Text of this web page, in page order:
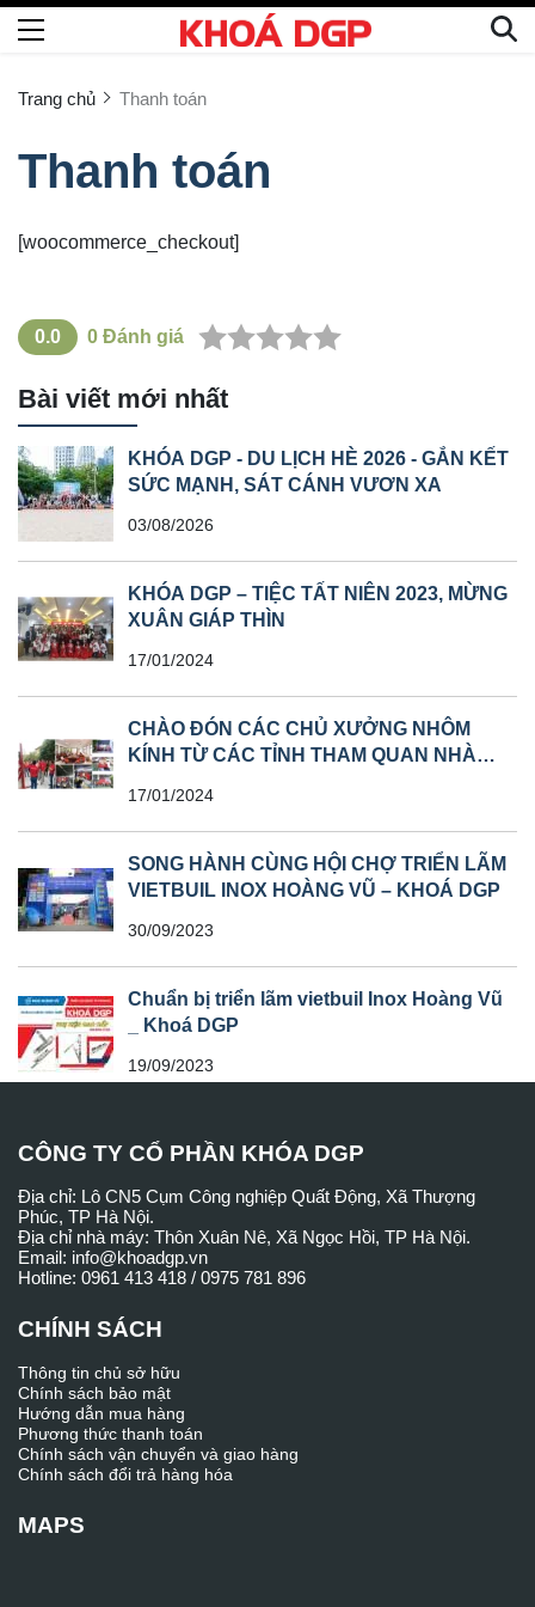
Trang chủ Thanh toán
Thanh toán
[woocommerce_checkout]
0.0 0 Đánh giá
Bài viết mới nhất
KHÓA DGP - DU LỊCH HÈ 2026 - GẮN KẾT
SỨC MẠNH, SÁT CÁNH VƯƠN XA
03/08/2026
KHÓA DGP – TIỆC TẤT NIÊN 2023, MỪNG
XUÂN GIÁP THÌN
17/01/2024
CHÀO ĐÓN CÁC CHỦ XƯỞNG NHÔM
KÍNH TỪ CÁC TỈNH THAM QUAN NHÀ
17/01/2024
SONG HÀNH CÙNG HỘI CHỢ TRIỂN LÃM
VIETBUIL INOX HOÀNG VŨ – KHOÁ DGP
30/09/2023
Chuẩn bị triển lãm vietbuil Inox Hoàng Vũ
_ Khoá DGP
19/09/2023
CÔNG TY CỔ PHẦN KHÓA DGP
Địa chỉ: Lô CN5 Cụm Công nghiệp Quất Động, Xã Thượng
Phúc, TP Hà Nội.
Địa chỉ nhà máy: Thôn Xuân Nê, Xã Ngọc Hồi, TP Hà Nội.
Email: info@khoadgp.vn
Hotline: 0961 413 418 / 0975 781 896
CHÍNH SÁCH
Thông tin chủ sở hữu
Chính sách bảo mật
Hướng dẫn mua hàng
Phương thức thanh toán
Chính sách vận chuyển và giao hàng
Chính sách đổi trả hàng hóa
MAPS